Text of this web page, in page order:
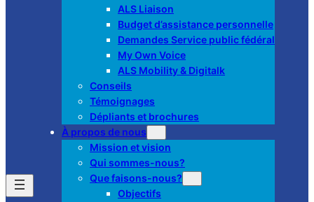
ALS Liaison
Budget d’assistance personnelle
Demandes Service public fédéral
My Own Voice
ALS Mobility & Digitalk
Conseils
Témoignages
Dépliants et brochures
À propos de nous
Mission et vision
Qui sommes-nous?
Que faisons-nous?
Objectifs